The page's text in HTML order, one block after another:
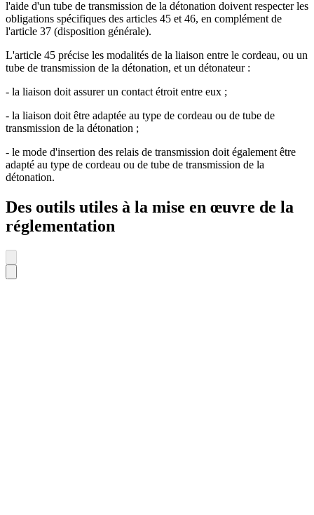
l'aide d'un tube de transmission de la détonation doivent respecter les
obligations spécifiques des articles 45 et 46, en complément de
l'article 37 (disposition générale).
L'article 45 précise les modalités de la liaison entre le cordeau, ou un
tube de transmission de la détonation, et un détonateur :
- la liaison doit assurer un contact étroit entre eux ;
- la liaison doit être adaptée au type de cordeau ou de tube de
transmission de la détonation ;
- le mode d'insertion des relais de transmission doit également être
adapté au type de cordeau ou de tube de transmission de la
détonation.
Des outils utiles à la mise en œuvre de la
réglementation